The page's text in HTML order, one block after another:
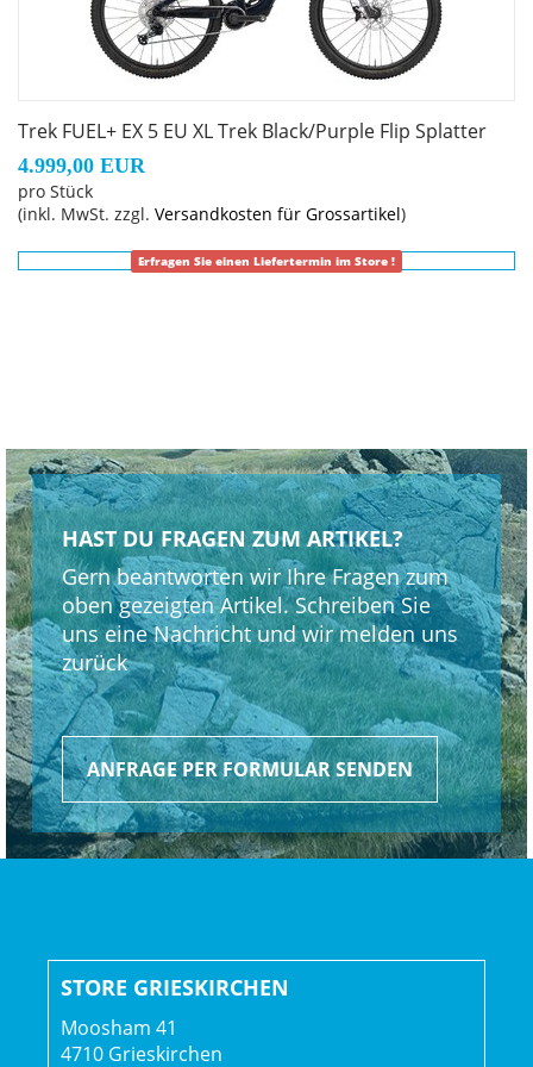
Aluminiumumlenkhebel, austauschbare untere
Dämpferaufnahme, Unterrohrschutz, Shuttle-Protektor,
Rahmengröße: M
Rahmenmaterial: Aluminium
Gangschaltung: Shimano Deore M6100, langer Käfig
Hinterradbremse: Hydraulische 4-Kolben-
Scheibenbremse von Shimano, MT4100 Bremshebel,
MT420 Bremssattel // Hydraulische 4-Kolben-
Scheibenbremse von Shimano, MT4100 Bremshebel,
MT420 Bremssattel
Shimano RT64, Centerlock-Scheibenaufnahme, 203 mm //
Shimano RT64, Centerlock-Scheibenaufnahme, 203 mm
Max. Bremsscheibendu
Vorderradbremse: Hydraulische 4-Kolben-
Scheibenbremse von Shimano, MT4100 Bremshebel,
MT420 Bremssattel // Hydraulische 4-Kolben-
Scheibenbremse von Shimano, MT4100 Bremshebel,
Max. Bremsscheibendu
Reifen: Bontrager Gunnison Elite XR, Tubeless-Ready,
Drahtwulstkern, 60 TPI, 29 x 2.40
Trek FUEL+ EX 5 EU XL Trek Black/Purple Flip Splatter
4.999,00 EUR
pro Stück
(inkl. MwSt. zzgl. Versandkosten für Grossartikel)
Erfragen Sie einen Liefertermin im Store !
HAST DU FRAGEN ZUM ARTIKEL?
Gern beantworten wir Ihre Fragen zum
oben gezeigten Artikel. Schreiben Sie
uns eine Nachricht und wir melden uns
zurück
ANFRAGE PER FORMULAR SENDEN
STORE GRIESKIRCHEN
Moosham 41
4710 Grieskirchen